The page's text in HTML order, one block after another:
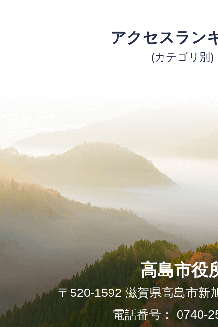
アクセスラン
(カテゴリ別)
高島市役
〒520-1592 滋賀県高島市新
電話番号： 0740-